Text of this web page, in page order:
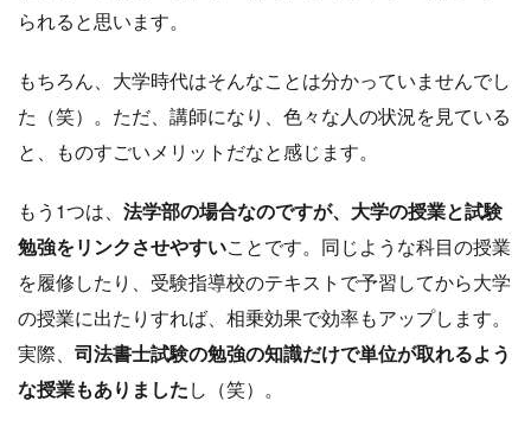
られると思います。
もちろん、大学時代はそんなことは分かっていませんでし
た（笑）。ただ、講師になり、色々な人の状況を見ている
と、ものすごいメリットだなと感じます。
もう1つは、 法学部の場合なのですが、大学の授業と試験
勉強をリンクさせやすいことです。同じような科目の授業
を履修したり、受験指導校のテキストで予習してから大学
の授業に出たりすれば、相乗効果で効率もアップします。
実際、 司法書士試験の勉強の知識だけで単位が取れるよう
な授業もありましたし（笑）。